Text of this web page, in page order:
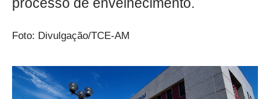
processo de envelhecimento.
Foto: Divulgação/TCE-AM